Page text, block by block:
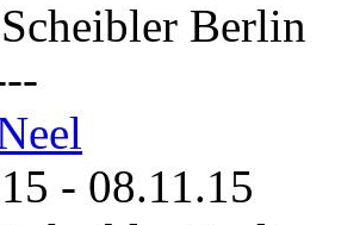
Berlin
- 08.11.15